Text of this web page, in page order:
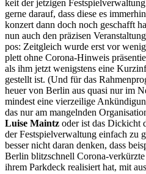
keit der jet­zi­gen
ger­ne dar­auf, dass die­se es
kon­zert dann doch noch ge­schafft
nun auch den prä­zi­sen
pos: Zeit­gleich wur­de erst vor
plett ohne Co­ro­na-Hin­weis
als ihm jetzt we­nigs­tens eine
ge­stellt ist. (Und für das
heu­er von Ber­lin aus qua­si nur im
min­dest eine vier­zei­li­ge
das nur am man­geln­den
Lui­se Maintz oder ist das Di­ckicht
der Fest­spiel­ver­wal­tung ein­fach zu
bes­ser nicht dar­an den­ken, dass
Ber­lin blitz­schnell Co­ro­na-
ih­rem Park­deck rea­li­siert hat, mit